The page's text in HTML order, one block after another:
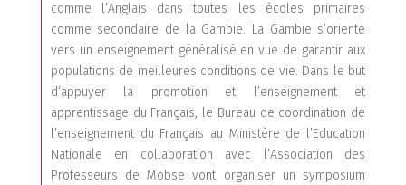
comme l’Anglais dans toutes les écoles primaires
comme secondaire de la Gambie. La Gambie s’oriente
vers un enseignement généralisé en vue de garantir aux
populations de meilleures conditions de vie. Dans le but
d’appuyer la promotion et l’enseignement et
apprentissage du Français, le Bureau de coordination de
l’enseignement du Français au Ministère de l’Education
Nationale en collaboration avec l’Association des
Professeurs de Mobse vont organiser un symposium